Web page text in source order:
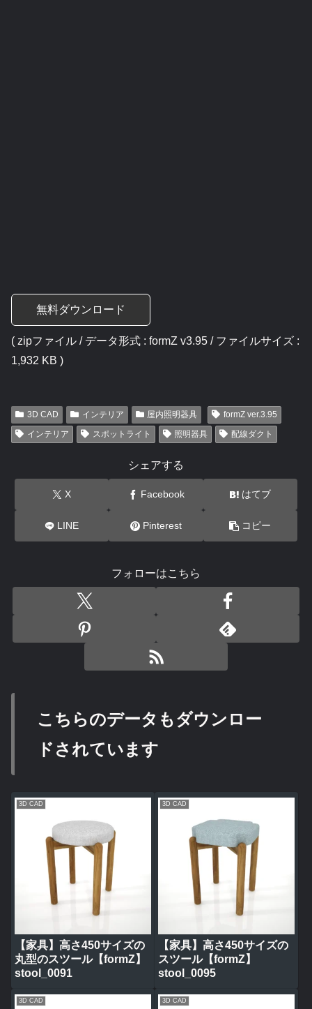
無料ダウンロード
( zipファイル / データ形式 : formZ v3.95 / ファイルサイズ :
1,932 KB )
3D CAD インテリア 屋内照明器具
formZ ver.3.95
インテリア
スポットライト 照明器具 配線ダクト
シェアする
X Facebook はてブ
LINE Pinterest コピー
フォローはこちら
こちらのデータもダウンロー
ドされています
3D CAD
【家具】高さ450サイズの
丸型のスツール【formZ】
stool_0091
3D CAD
【家具】高さ450サイズの
スツール【formZ】
stool_0095
3D CAD 3D CAD